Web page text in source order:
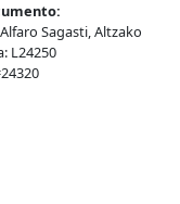
Sagasti, Altzako
L24250